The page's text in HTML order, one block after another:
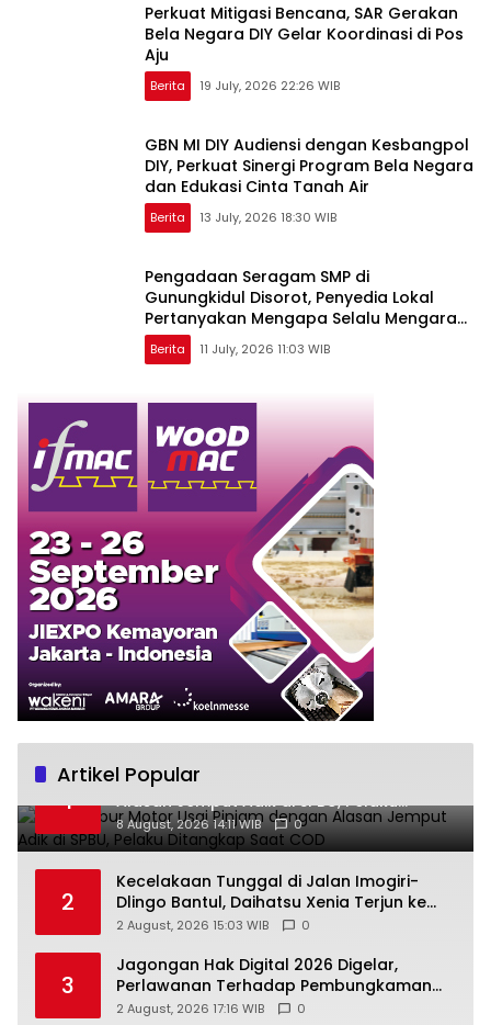
Perkuat Mitigasi Bencana, SAR Gerakan
Bela Negara DIY Gelar Koordinasi di Pos
Aju
Berita 19 July, 2026 22:26 WIB
GBN MI DIY Audiensi dengan Kesbangpol
DIY, Perkuat Sinergi Program Bela Negara
dan Edukasi Cinta Tanah Air
Berita 13 July, 2026 18:30 WIB
Pengadaan Seragam SMP di
Gunungkidul Disorot, Penyedia Lokal
Pertanyakan Mengapa Selalu Mengarah
ke Vendor yang Sama
Berita 11 July, 2026 11:03 WIB
Artikel Popular
1
Bawa Kabur Motor Usai Pinjam dengan
Alasan Jemput Adik di SPBU, Pelaku
Ditangkap Saat COD
8 August, 2026 14:11 WIB 0
2
Kecelakaan Tunggal di Jalan Imogiri-
Dlingo Bantul, Daihatsu Xenia Terjun ke
Jurang
2 August, 2026 15:03 WIB 0
3
Jagongan Hak Digital 2026 Digelar,
Perlawanan Terhadap Pembungkaman
Media Digital
2 August, 2026 17:16 WIB 0